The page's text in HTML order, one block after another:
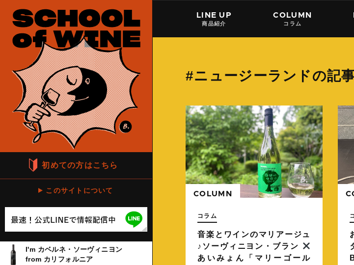
LINE UP
商品紹介
COLUMN
コラム
#ニュージーランドの記
続きを
COLUMN
コラム
音楽とワインのマリアージュ
♪ソーヴィニヨン・ブラン
あいみょん「マリーゴール
初めての方はこちら
このサイトについて
I'm カベルネ・ソーヴィニヨン
from カリフォルニア